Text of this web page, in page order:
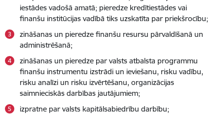
iestādes vadošā amatā; pieredze kredītiestādes vai
finanšu institūcijas vadībā tiks uzskatīta par priekšrocību;
zināšanas un pieredze finanšu resursu pārvaldīšanā un
administrēšanā;
zināšanas un pieredze par valsts atbalsta programmu
finanšu instrumentu izstrādi un ieviešanu, risku vadību,
risku analīzi un risku izvērtēšanu, organizācijas
saimnieciskās darbības jautājumiem;
izpratne par valsts kapitālsabiedrību darbību;